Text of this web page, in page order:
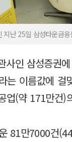
지난 25일 삼성타운금
사인 삼성증권
는 이름값에
업(약 171만건)
81만7000건